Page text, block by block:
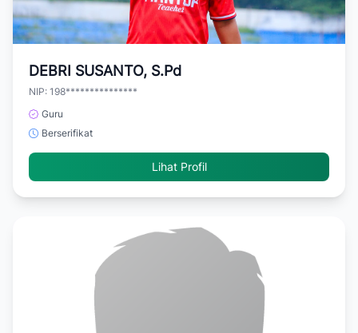
DEBRI SUSANTO, S.Pd
NIP: 198***************
Guru
Berserifikat
Lihat Profil